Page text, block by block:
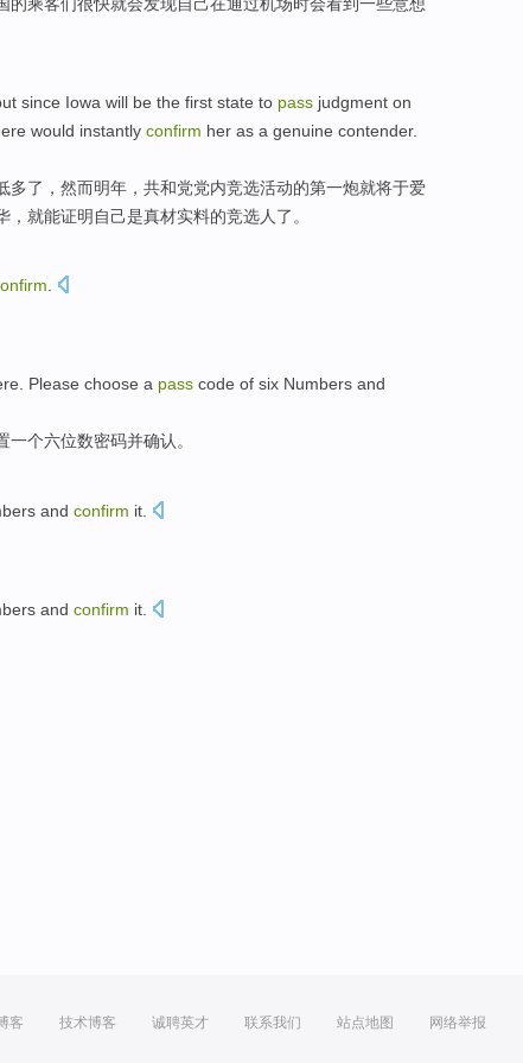
since Iowa will be the first state to pass judgment on
would instantly confirm her as a genuine contender.
多了 ， 然而明年 ， 共和党党内竞选活动的第一炮就将于爱
，就能证明自己是真材实料的竞选人了。
.
Please choose a pass code of six Numbers and
一个六位数密码并确认 。
and confirm it
and confirm it
客 技术博客 诚聘英才 联系我们 站点地图 网络举报